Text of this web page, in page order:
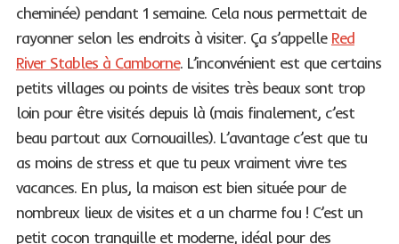
cheminée) pendant 1 semaine. Cela nous permettait de
rayonner selon les endroits à visiter. Ça s’appelle Red
River Stables à Camborne. L’inconvénient est que certains
petits villages ou points de visites très beaux sont trop
loin pour être visités depuis là (mais finalement, c’est
beau partout aux Cornouailles). L’avantage c’est que tu
as moins de stress et que tu peux vraiment vivre tes
vacances. En plus, la maison est bien située pour de
nombreux lieux de visites et a un charme fou ! C’est un
petit cocon tranquille et moderne, idéal pour des